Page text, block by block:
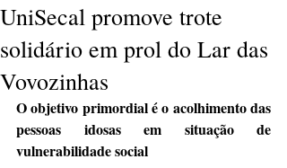
UniSecal promove trote
solidário em prol do Lar das
Vovozinhas
O objetivo primordial é o acolhimento das
pessoas idosas em situação de
vulnerabilidade social